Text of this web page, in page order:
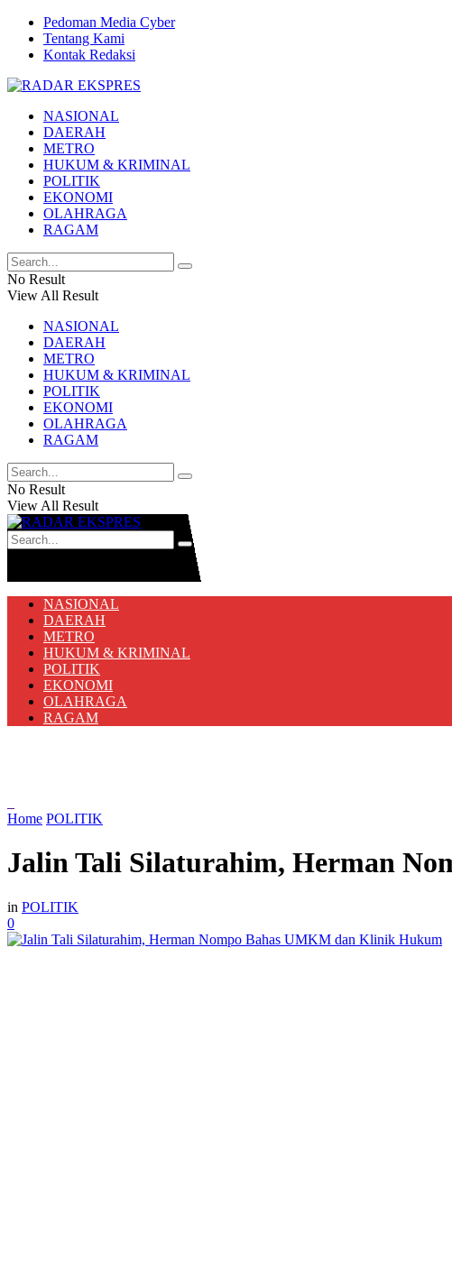
Pedoman Media Cyber
Tentang Kami
Kontak Redaksi
NASIONAL
DAERAH
METRO
HUKUM & KRIMINAL
POLITIK
EKONOMI
OLAHRAGA
RAGAM
No Result
View All Result
NASIONAL
DAERAH
METRO
HUKUM & KRIMINAL
POLITIK
EKONOMI
OLAHRAGA
RAGAM
No Result
View All Result
NASIONAL
DAERAH
METRO
HUKUM & KRIMINAL
POLITIK
EKONOMI
OLAHRAGA
RAGAM
Home POLITIK
Jalin Tali Silaturahim, Herman
in POLITIK
0